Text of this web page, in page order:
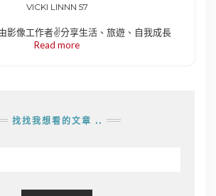
VICKI LINNN 57
影像工作者✌️分享生活、旅遊、自我成長
Read more
找找我想看的文章 ..